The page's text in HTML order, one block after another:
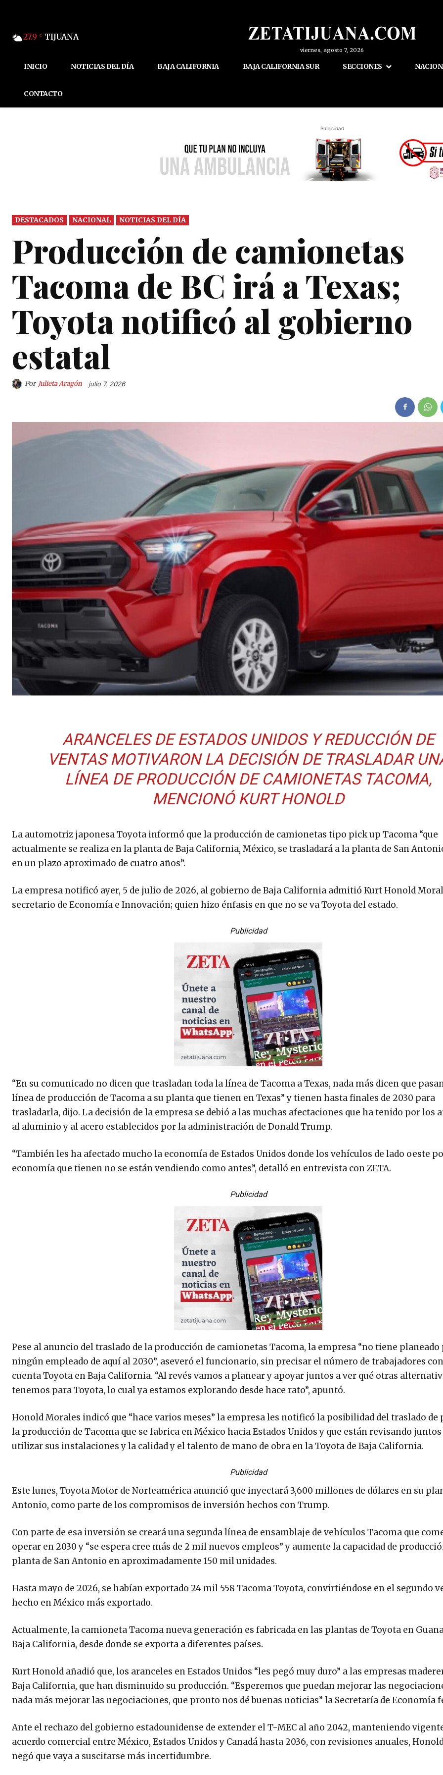
27.9 C TIJUANA
viernes, agosto 7, 2026
INICIO NOTICIAS DEL DÍA BAJA CALIFORNIA BAJA CALIFORNIA SUR SECCIONES
CONTACTO
Publicidad
DESTACADOS NACIONAL NOTICIAS DEL DÍA
Producción de camionetas
Tacoma de BC irá a Texas;
Toyota notificó al gobierno
estatal
Por Julieta Aragón julio 7, 2026
ARANCELES DE ESTADOS UNIDOS Y REDUCCIÓN DE
VENTAS MOTIVARON LA DECISIÓN DE TRASLADAR
LÍNEA DE PRODUCCIÓN DE CAMIONETAS TACOMA,
MENCIONÓ KURT HONOLD
La automotriz japonesa Toyota informó que la producción de camionetas tipo pick up Tacoma “que
actualmente se realiza en la planta de Baja California, México, se trasladará a la planta de San
en un plazo aproximado de cuatro años”.
La empresa notificó ayer, 5 de julio de 2026, al gobierno de Baja California admitió Kurt Honold
secretario de Economía e Innovación; quien hizo énfasis en que no se va Toyota del estado.
Publicidad
“En su comunicado no dicen que trasladan toda la línea de Tacoma a Texas, nada más dicen que
línea de producción de Tacoma a su planta que tienen en Texas” y tienen hasta finales de 2030 para
trasladarla, dijo. La decisión de la empresa se debió a las muchas afectaciones que ha tenido por los
al aluminio y al acero establecidos por la administración de Donald Trump.
“También les ha afectado mucho la economía de Estados Unidos donde los vehículos de lado oeste
economía que tienen no se están vendiendo como antes”, detalló en entrevista con ZETA.
Publicidad
Pese al anuncio del traslado de la producción de camionetas Tacoma, la empresa “no tiene planeado
ningún empleado de aquí al 2030”, aseveró el funcionario, sin precisar el número de trabajadores
cuenta Toyota en Baja California. “Al revés vamos a planear y apoyar juntos a ver qué otras
tenemos para Toyota, lo cual ya estamos explorando desde hace rato”, apuntó.
Honold Morales indicó que “hace varios meses” la empresa les notificó la posibilidad del traslado de
la producción de Tacoma que se fabrica en México hacia Estados Unidos y que están revisando
utilizar sus instalaciones y la calidad y el talento de mano de obra en la Toyota de Baja California.
Publicidad
Este lunes, Toyota Motor de Norteamérica anunció que inyectará 3,600 millones de dólares en su
Antonio, como parte de los compromisos de inversión hechos con Trump.
Con parte de esa inversión se creará una segunda línea de ensamblaje de vehículos Tacoma que
operar en 2030 y “se espera cree más de 2 mil nuevos empleos” y aumente la capacidad de
planta de San Antonio en aproximadamente 150 mil unidades.
Hasta mayo de 2026, se habían exportado 24 mil 558 Tacoma Toyota, convirtiéndose en el segundo
hecho en México más exportado.
Actualmente, la camioneta Tacoma nueva generación es fabricada en las plantas de Toyota en
Baja California, desde donde se exporta a diferentes países.
Kurt Honold añadió que, los aranceles en Estados Unidos “les pegó muy duro” a las empresas
Baja California, que han disminuido su producción. “Esperemos que puedan mejorar las
nada más mejorar las negociaciones, que pronto nos dé buenas noticias” la Secretaría de Economía
Ante el rechazo del gobierno estadounidense de extender el T-MEC al año 2042, manteniendo
acuerdo comercial entre México, Estados Unidos y Canadá hasta 2036, con revisiones anuales,
negó que vaya a suscitarse más incertidumbre.